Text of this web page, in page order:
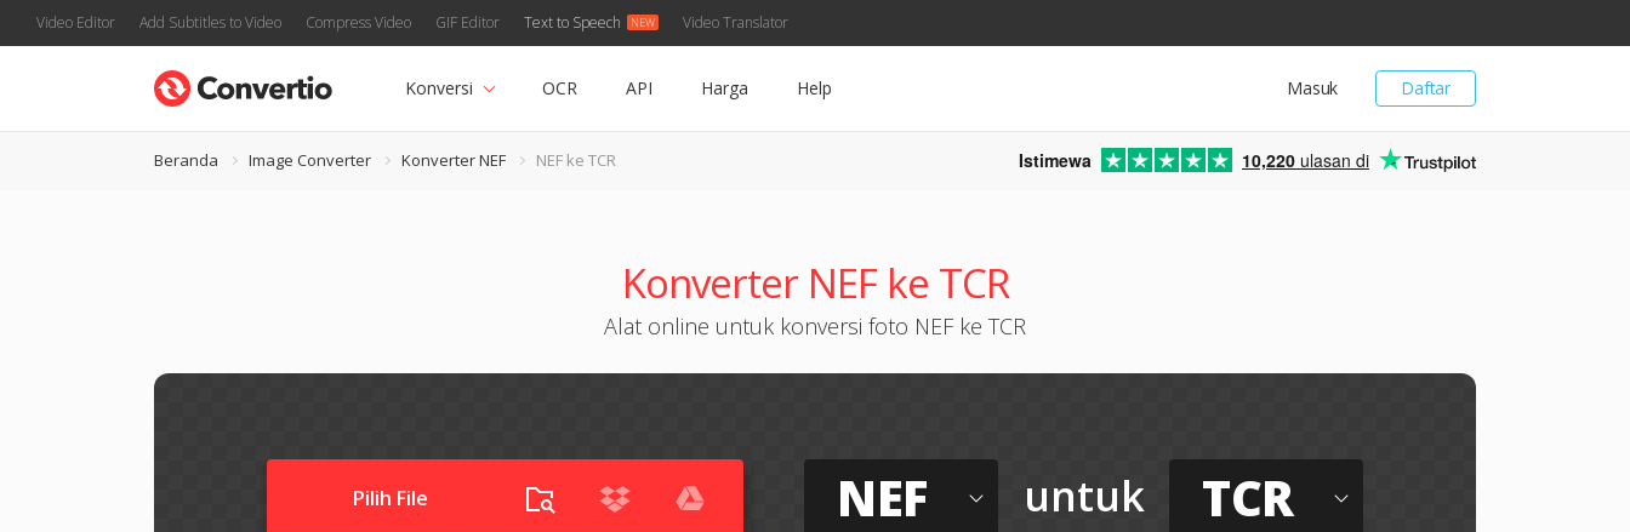
Video Editor Add Subtitles to Video Compress Video GIF Editor Text to Speech Video Translator
Daftar
Masuk
Konversi OCR API Harga Help
Beranda Image Converter Konverter NEF NEF ke TCR Istimewa 10,220 ulasan di
Konverter NEF ke TCR
Alat online untuk konversi foto NEF ke TCR
Pilih File NEF untuk TCR